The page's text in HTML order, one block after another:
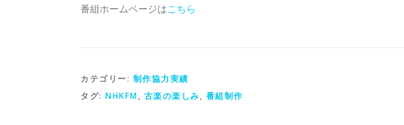
番組ホームページはこちら
カテゴリー: 制作協力実績
タグ: NHKFM, 古楽の楽しみ, 番組制作